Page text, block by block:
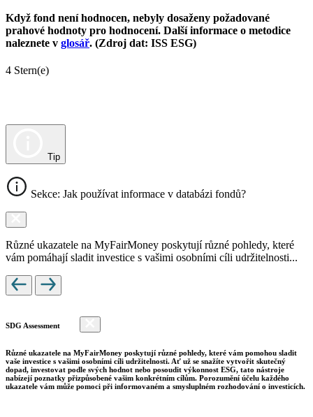
Když fond není hodnocen, nebyly dosaženy požadované
prahové hodnoty pro hodnocení. Další informace o metodice
naleznete v glosář. (Zdroj dat: ISS ESG)
4 Stern(e)
Tip
Sekce: Jak používat informace v databázi fondů?
Různé ukazatele na MyFairMoney poskytují různé pohledy, které
vám pomáhají sladit investice s vašimi osobními cíli udržitelnosti...
SDG Assessment
Různé ukazatele na MyFairMoney poskytují různé pohledy, které vám pomohou sladit
vaše investice s vašimi osobními cíli udržitelnosti. Ať už se snažíte vytvořit skutečný
dopad, investovat podle svých hodnot nebo posoudit výkonnost ESG, tato nástroje
nabízejí poznatky přizpůsobené vašim konkrétním cílům. Porozumění účelu každého
ukazatele vám může pomoci při informovaném a smysluplném rozhodování o investicích.